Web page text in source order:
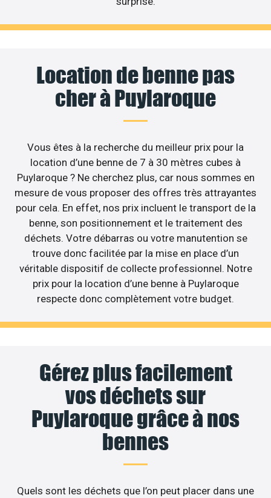
Location de benne pas
cher à Puylaroque
Vous êtes à la recherche du meilleur prix pour la
location d’une benne de 7 à 30 mètres cubes à
Puylaroque ? Ne cherchez plus, car nous sommes en
mesure de vous proposer des offres très attrayantes
pour cela. En effet, nos prix incluent le transport de la
benne, son positionnement et le traitement des
déchets. Votre débarras ou votre manutention se
trouve donc facilitée par la mise en place d’un
véritable dispositif de collecte professionnel. Notre
prix pour la location d’une benne à Puylaroque
respecte donc complètement votre budget.
Gérez plus facilement
vos déchets sur
Puylaroque grâce à nos
bennes
Quels sont les déchets que l’on peut placer dans une